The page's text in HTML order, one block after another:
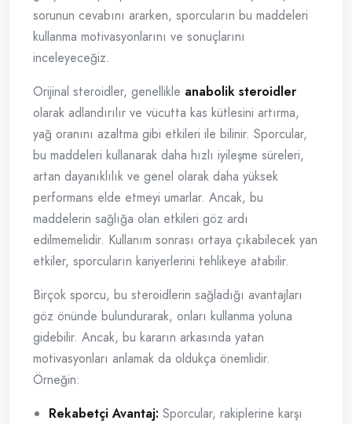
sorunun cevabını ararken, sporcuların bu maddeleri
kullanma motivasyonlarını ve sonuçlarını
inceleyeceğiz.
Orijinal steroidler, genellikle anabolik steroidler
olarak adlandırılır ve vücutta kas kütlesini artırma,
yağ oranını azaltma gibi etkileri ile bilinir. Sporcular,
bu maddeleri kullanarak daha hızlı iyileşme süreleri,
artan dayanıklılık ve genel olarak daha yüksek
performans elde etmeyi umarlar. Ancak, bu
maddelerin sağlığa olan etkileri göz ardı
edilmemelidir. Kullanım sonrası ortaya çıkabilecek yan
etkiler, sporcuların kariyerlerini tehlikeye atabilir.
Birçok sporcu, bu steroidlerin sağladığı avantajları
göz önünde bulundurarak, onları kullanma yoluna
gidebilir. Ancak, bu kararın arkasında yatan
motivasyonları anlamak da oldukça önemlidir.
Örneğin:
Rekabetçi Avantaj: Sporcular, rakiplerine karşı